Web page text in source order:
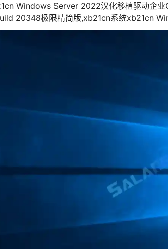
Windows Server 2022汉化移植驱动企
20348极限精简版,xb21cn系统xb21cn